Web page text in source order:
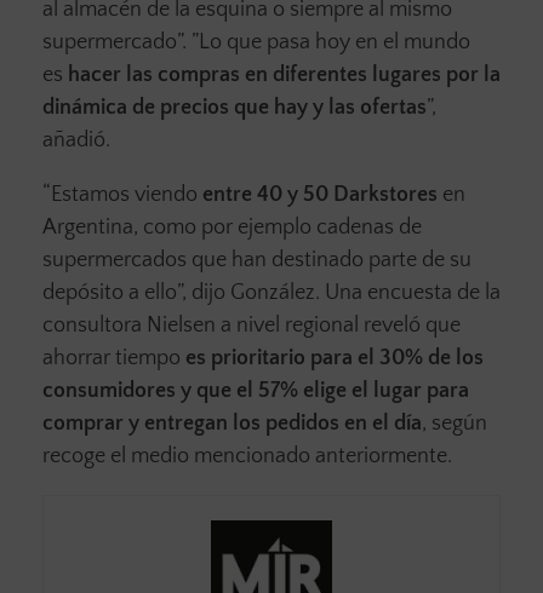
al almacén de la esquina o siempre al mismo
supermercado”. ”Lo que pasa hoy en el mundo
es hacer las compras en diferentes lugares por la
dinámica de precios que hay y las ofertas”,
añadió.
“Estamos viendo entre 40 y 50 Darkstores en
Argentina, como por ejemplo cadenas de
supermercados que han destinado parte de su
depósito a ello”, dijo González. Una encuesta de la
consultora Nielsen a nivel regional reveló que
ahorrar tiempo es prioritario para el 30% de los
consumidores y que el 57% elige el lugar para
comprar y entregan los pedidos en el día, según
recoge el medio mencionado anteriormente.